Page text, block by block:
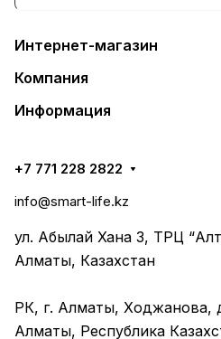
Интернет-магазин
Компания
Информация
+7 771 228 2822
info@smart-life.kz
ул. Абылай Хана 3, ТРЦ
Алматы, Казахстан
РК, г. Алматы, Ходжанова,
Алматы, Республика